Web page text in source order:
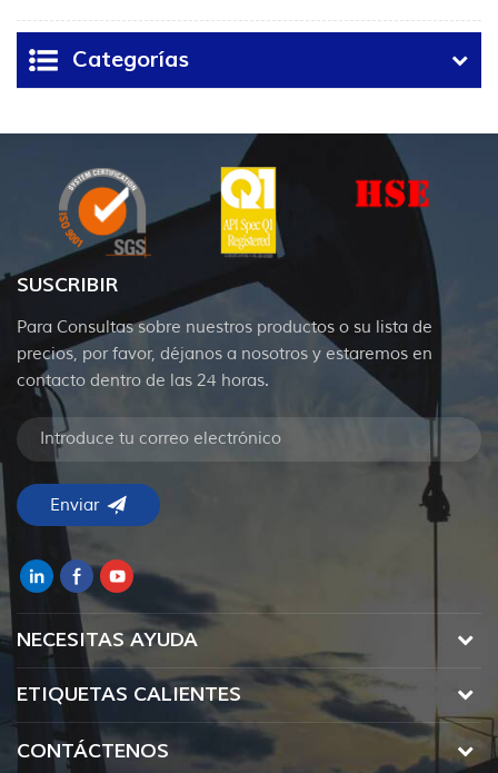
Categorías
SUSCRIBIR
Para Consultas sobre nuestros productos o su lista de
precios, por favor, déjanos a nosotros y estaremos en
contacto dentro de las 24 horas.
NECESITAS AYUDA
ETIQUETAS CALIENTES
CONTÁCTENOS